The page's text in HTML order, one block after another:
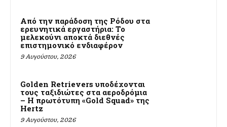
Από την παράδοση της Ρόδου στα
ερευνητικά εργαστήρια: Το
μελεκούνι αποκτά διεθνές
επιστημονικό ενδιαφέρον
9 Αυγούστου, 2026
Golden Retrievers υποδέχονται
τους ταξιδιώτες στα αεροδρόμια
– Η πρωτότυπη «Gold Squad» της
Hertz
9 Αυγούστου, 2026